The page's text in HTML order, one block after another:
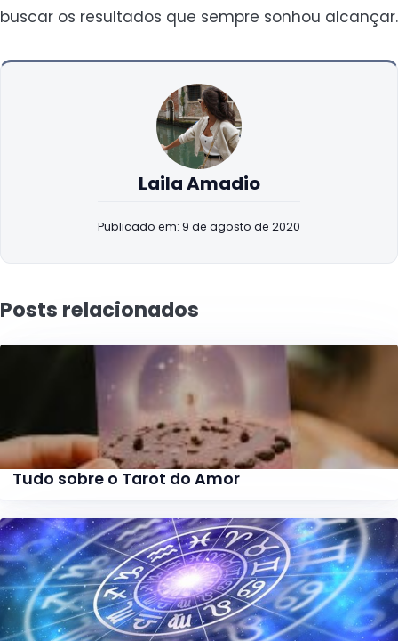
buscar os resultados que sempre sonhou alcançar.
Laila Amadio
Publicado em: 9 de agosto de 2020
Posts relacionados
Tudo sobre o Tarot do Amor